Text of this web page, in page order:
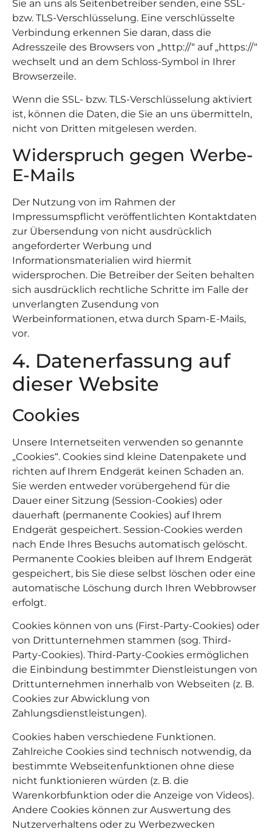
Sie an uns als Seitenbetreiber senden, eine SSL-
bzw. TLS-Verschlüsselung. Eine verschlüsselte
Verbindung erkennen Sie daran, dass die
Adresszeile des Browsers von „http://“ auf „https://“
wechselt und an dem Schloss-Symbol in Ihrer
Browserzeile.
Wenn die SSL- bzw. TLS-Verschlüsselung aktiviert
ist, können die Daten, die Sie an uns übermitteln,
nicht von Dritten mitgelesen werden.
Widerspruch gegen Werbe-
E-Mails
Der Nutzung von im Rahmen der
Impressumspflicht veröffentlichten Kontaktdaten
zur Übersendung von nicht ausdrücklich
angeforderter Werbung und
Informationsmaterialien wird hiermit
widersprochen. Die Betreiber der Seiten behalten
sich ausdrücklich rechtliche Schritte im Falle der
unverlangten Zusendung von
Werbeinformationen, etwa durch Spam-E-Mails,
vor.
4. Datenerfassung auf
dieser Website
Cookies
Unsere Internetseiten verwenden so genannte
„Cookies“. Cookies sind kleine Datenpakete und
richten auf Ihrem Endgerät keinen Schaden an.
Sie werden entweder vorübergehend für die
Dauer einer Sitzung (Session-Cookies) oder
dauerhaft (permanente Cookies) auf Ihrem
Endgerät gespeichert. Session-Cookies werden
nach Ende Ihres Besuchs automatisch gelöscht.
Permanente Cookies bleiben auf Ihrem Endgerät
gespeichert, bis Sie diese selbst löschen oder eine
automatische Löschung durch Ihren Webbrowser
erfolgt.
Cookies können von uns (First-Party-Cookies) oder
von Drittunternehmen stammen (sog. Third-
Party-Cookies). Third-Party-Cookies ermöglichen
die Einbindung bestimmter Dienstleistungen von
Drittunternehmen innerhalb von Webseiten (z. B.
Cookies zur Abwicklung von
Zahlungsdienstleistungen).
Cookies haben verschiedene Funktionen.
Zahlreiche Cookies sind technisch notwendig, da
bestimmte Webseitenfunktionen ohne diese
nicht funktionieren würden (z. B. die
Warenkorbfunktion oder die Anzeige von Videos).
Andere Cookies können zur Auswertung des
Nutzerverhaltens oder zu Werbezwecken